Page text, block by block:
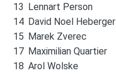
13 Lennart Person
14 David Noel Heberger
15 Marek Zverec
17 Maximilian Quartier
18 Arol Wolske